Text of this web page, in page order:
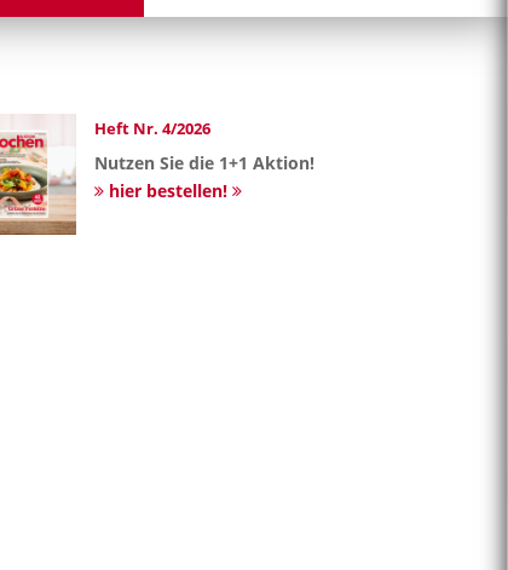
Heft Nr. 4/2026
Nutzen Sie die 1+1 Aktion!
hier bestellen!